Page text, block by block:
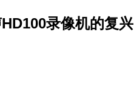
录像机的复兴